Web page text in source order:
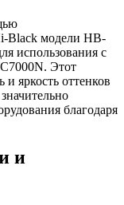
Black модели HB-
использования с
Этот
и яркость оттенков
благодаря
и